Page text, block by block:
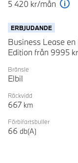
5 420 kr/mån
ERBJUDANDE
Business Lease
Edition från 9995
Bränsle
Elbil
Räckvidd
667 km
Förbifartsbuller
66 db(A)